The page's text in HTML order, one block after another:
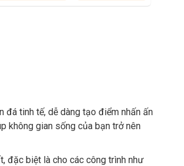
đá tinh tế, dễ dàng tạo điểm nhấn ấn
không gian sống của bạn trở nên
đặc biệt là cho các công trình như